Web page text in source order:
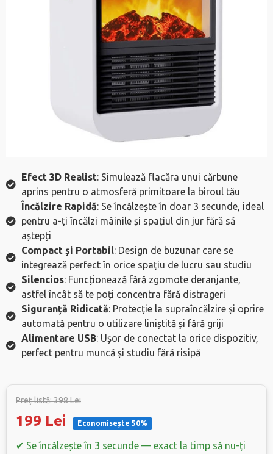
Efect 3D Realist: Simulează flacăra unui cărbune
aprins pentru o atmosferă primitoare la biroul tău
Încălzire Rapidă: Se încălzește în doar 3 secunde, ideal
pentru a-ți încălzi mâinile și spațiul din jur fără să
aștepți
Compact și Portabil: Design de buzunar care se
integrează perfect în orice spațiu de lucru sau studiu
Silencios: Funcționează fără zgomote deranjante,
astfel încât să te poți concentra fără distrageri
Siguranță Ridicată: Protecție la supraîncălzire și oprire
automată pentru o utilizare liniștită și fără griji
Alimentare USB: Ușor de conectat la orice dispozitiv,
perfect pentru muncă și studiu fără risipă
Preț listă: 398 Lei
199 Lei Economisește 50%
✔ Se încălzește în 3 secunde — exact la timp să nu-ți